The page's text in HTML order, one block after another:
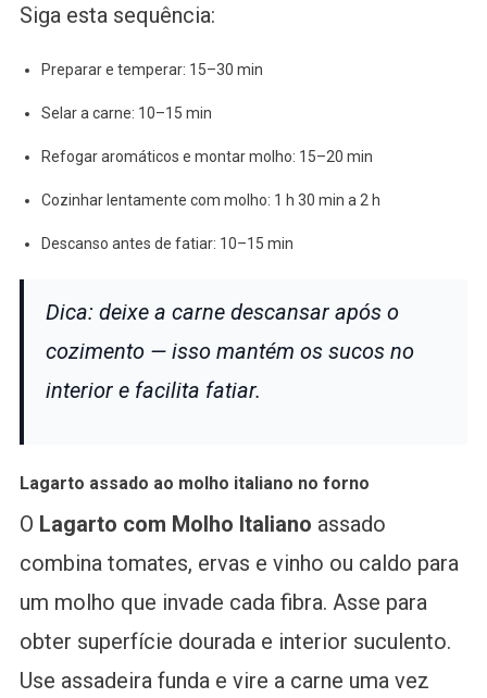
Siga esta sequência:
Preparar e temperar: 15–30 min
Selar a carne: 10–15 min
Refogar aromáticos e montar molho: 15–20 min
Cozinhar lentamente com molho: 1 h 30 min a 2 h
Descanso antes de fatiar: 10–15 min
Dica: deixe a carne descansar após o
cozimento — isso mantém os sucos no
interior e facilita fatiar.
Lagarto assado ao molho italiano no forno
O Lagarto com Molho Italiano assado
combina tomates, ervas e vinho ou caldo para
um molho que invade cada fibra. Asse para
obter superfície dourada e interior suculento.
Use assadeira funda e vire a carne uma vez